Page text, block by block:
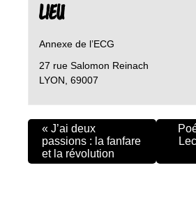
LIEU
Annexe de l’ECG
27 rue Salomon Reinach
LYON 69007
« J’ai deux
passions : la fanfare
et la révolution